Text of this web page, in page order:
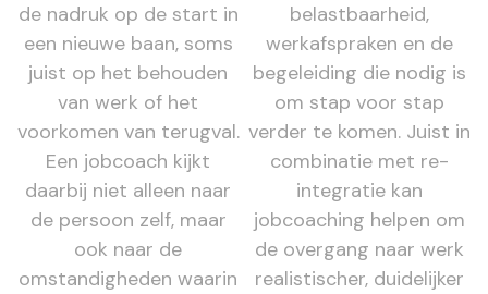
de nadruk op de start in
een nieuwe baan, soms
juist op het behouden
van werk of het
voorkomen van terugval.
Een jobcoach kijkt
daarbij niet alleen naar
de persoon zelf, maar
ook naar de
omstandigheden waarin
belastbaarheid,
werkafspraken en de
begeleiding die nodig is
om stap voor stap
verder te komen. Juist in
combinatie met re-
integratie kan
jobcoaching helpen om
de overgang naar werk
realistischer, duidelijker